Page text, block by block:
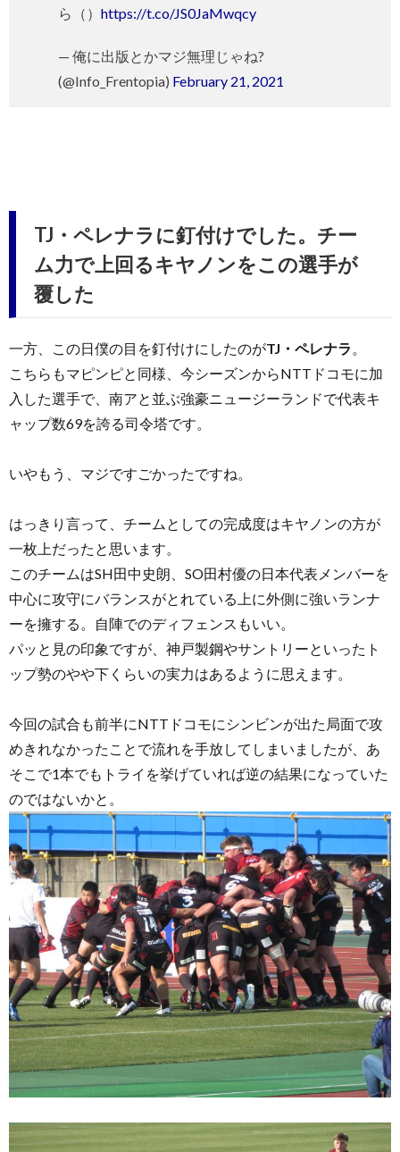
ら（） https://t.co/JS0JaMwqcy
— 俺に出版とかマジ無理じゃね?
(@Info_Frentopia) February 21, 2021
TJ・ペレナラに釘付けでした。チー
ム力で上回るキヤノンをこの選手が
覆した
一方、この日僕の目を釘付けにしたのがTJ・ペレナラ
こちらもマピンピと同様、今シーズンからNTTドコモに加
入した選手で、南アと並ぶ強豪ニュージーランドで代表キ
ャップ数69を誇る司令塔です。
いやもう、マジですごかったですね。
はっきり言って、チームとしての完成度はキヤノンの方が
一枚上だったと思います。
このチームはSH田中史朗、SO田村優の日本代表メンバーを
中心に攻守にバランスがとれている上に外側に強いランナ
ーを擁する。自陣でのディフェンスもいい。
パッと見の印象ですが、神戸製鋼やサントリーといったト
ップ勢のやや下くらいの実力はあるように思えます。
今回の試合も前半にNTTドコモにシンビンが出た局面で攻
めきれなかったことで流れを手放してしまいましたが、あ
そこで1本でもトライを挙げていれば逆の結果になっていた
のではないかと。